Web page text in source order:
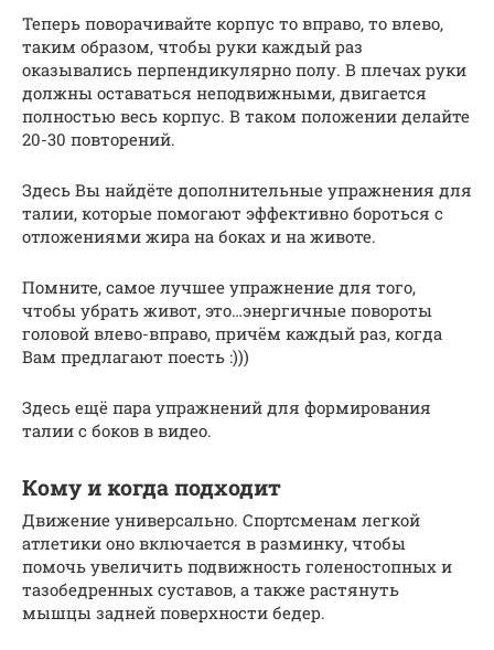
Теперь поворачивайте корпус то вправо, то влево,
таким образом, чтобы руки каждый раз
оказывались перпендикулярно полу. В плечах руки
должны оставаться неподвижными, двигается
полностью весь корпус. В таком положении делайте
20-30 повторений.
Здесь Вы найдёте дополнительные упражнения для
талии, которые помогают эффективно бороться с
отложениями жира на боках и на животе.
Помните, самое лучшее упражнение для того,
чтобы убрать живот, это…энергичные повороты
головой влево-вправо, причём каждый раз, когда
Вам предлагают поесть :)))
Здесь ещё пара упражнений для формирования
талии с боков в видео.
Кому и когда подходит
Движение универсально. Спортсменам легкой
атлетики оно включается в разминку, чтобы
помочь увеличить подвижность голеностопных и
тазобедренных суставов, а также растянуть
мышцы задней поверхности бедер.